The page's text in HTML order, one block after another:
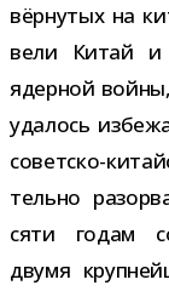
вёр­ну­тых на
вели Китай и
ядер­ной
уда­лось
советско-​
тельно
сяти годам
двумя